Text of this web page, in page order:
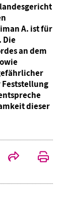
A. ist für
Die
an dem
dieser